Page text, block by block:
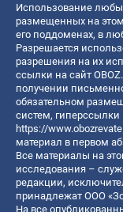
Использование
размещенных на
его поддоменах, в
Разрешается
разрешения на их
ссылки на сайт
получении
обязательном
систем, гиперссылки
https://
материал в первом
Все материалы на
исследования –
редакции,
принадлежат ООО
На все